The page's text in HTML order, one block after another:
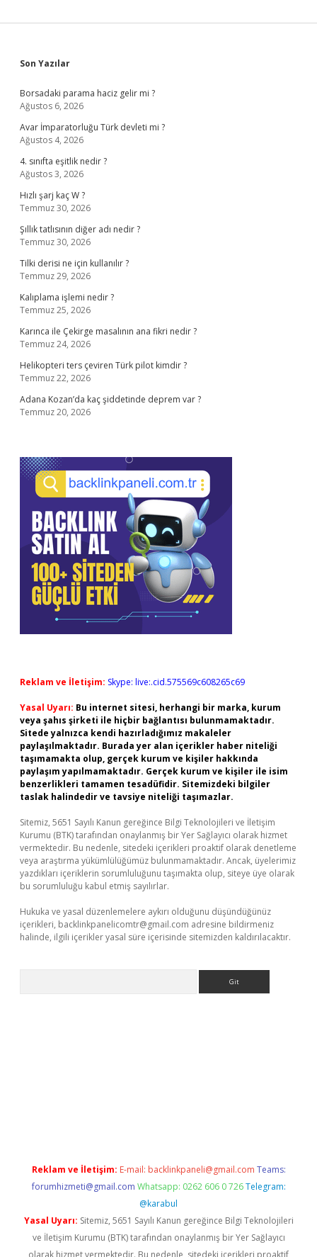
Sidebar
Son Yazılar
Borsadaki parama haciz gelir mi ?
Ağustos 6, 2026
Avar İmparatorluğu Türk devleti mi ?
Ağustos 4, 2026
4. sınıfta eşitlik nedir ?
Ağustos 3, 2026
Hızlı şarj kaç W ?
Temmuz 30, 2026
Şıllık tatlısının diğer adı nedir ?
Temmuz 30, 2026
Tilki derisi ne için kullanılır ?
Temmuz 29, 2026
Kalıplama işlemi nedir ?
Temmuz 25, 2026
Karınca ile Çekirge masalının ana fikri nedir ?
Temmuz 24, 2026
Helikopteri ters çeviren Türk pilot kimdir ?
Temmuz 22, 2026
Adana Kozan’da kaç şiddetinde deprem var ?
Temmuz 20, 2026
Reklam ve İletişim: Skype: live:.cid.575569c608265c69
Yasal Uyarı: Bu internet sitesi, herhangi bir marka, kurum
veya şahıs şirketi ile hiçbir bağlantısı bulunmamaktadır.
Sitede yalnızca kendi hazırladığımız makaleler
paylaşılmaktadır. Burada yer alan içerikler haber niteliği
taşımamakta olup, gerçek kurum ve kişiler hakkında
paylaşım yapılmamaktadır. Gerçek kurum ve kişiler ile isim
benzerlikleri tamamen tesadüfidir. Sitemizdeki bilgiler
taslak halindedir ve tavsiye niteliği taşımazlar.
Sitemiz, 5651 Sayılı Kanun gereğince Bilgi Teknolojileri ve İletişim
Kurumu (BTK) tarafından onaylanmış bir Yer Sağlayıcı olarak hizmet
vermektedir. Bu nedenle, sitedeki içerikleri proaktif olarak denetleme
veya araştırma yükümlülüğümüz bulunmamaktadır. Ancak, üyelerimiz
yazdıkları içeriklerin sorumluluğunu taşımakta olup, siteye üye olarak
bu sorumluluğu kabul etmiş sayılırlar.
Hukuka ve yasal düzenlemelere aykırı olduğunu düşündüğünüz
içerikleri, backlinkpanelicomtr@gmail.com adresine bildirmeniz
halinde, ilgili içerikler yasal süre içerisinde sitemizden kaldırılacaktır.
Reklam ve İletişim: E-mail: backlinkpaneli@gmail.com Teams:
forumhizmeti@gmail.com Whatsapp: 0262 606 0 726 Telegram:
@karabul
Yasal Uyarı: Sitemiz, 5651 Sayılı Kanun gereğince Bilgi Teknolojileri
ve İletişim Kurumu (BTK) tarafından onaylanmış bir Yer Sağlayıcı
olarak hizmet vermektedir. Bu nedenle, sitedeki içerikleri proaktif